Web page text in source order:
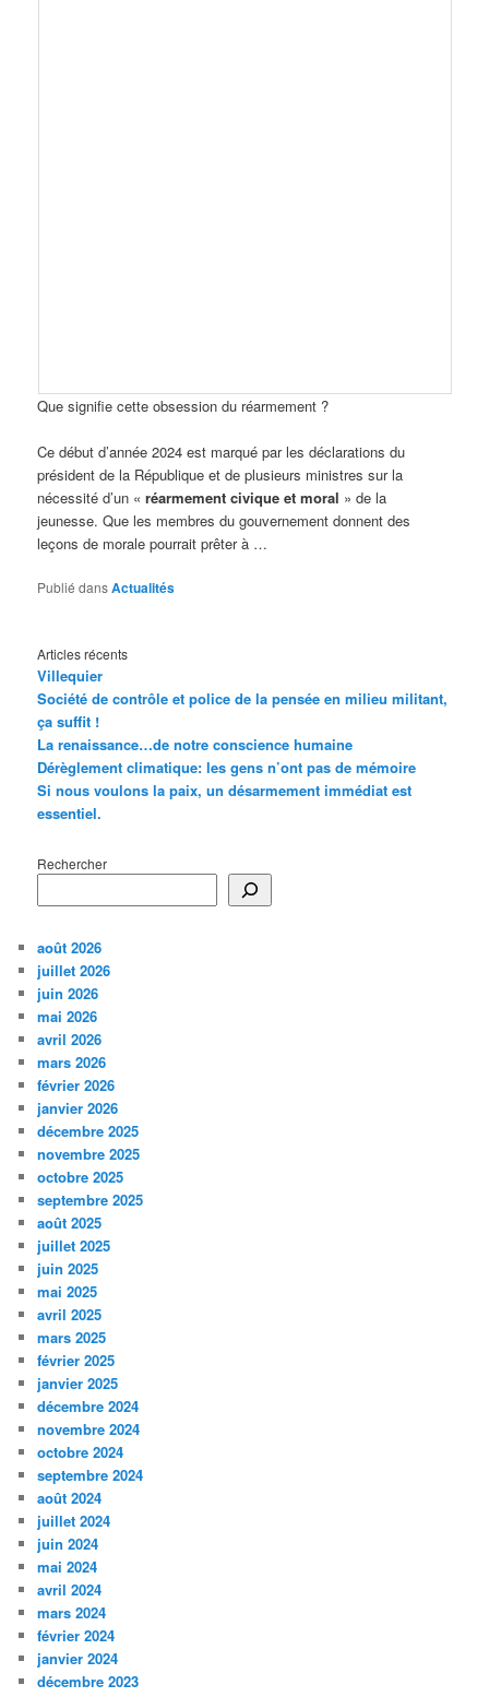
Que signifie cette obsession du réarmement ?
Ce début d’année 2024 est marqué par les déclarations du
président de la République et de plusieurs ministres sur la
nécessité d’un «réarmement civique et moral » de la
jeunesse. Que les membres du gouvernement donnent des
leçons de morale pourrait prêter à …
Publié dansActualités
Articles récents
Villequier
Société de contrôle et police de la pensée en milieu militant,
ça suffit !
La renaissance…de notre conscience humaine
Dérèglement climatique: les gens n’ont pas de mémoire
Si nous voulons la paix, un désarmement immédiat est
essentiel.
Rechercher
août 2026
juillet 2026
juin 2026
mai 2026
avril 2026
mars 2026
février 2026
janvier 2026
décembre 2025
novembre 2025
octobre 2025
septembre 2025
août 2025
juillet 2025
juin 2025
mai 2025
avril 2025
mars 2025
février 2025
janvier 2025
décembre 2024
novembre 2024
octobre 2024
septembre 2024
août 2024
juillet 2024
juin 2024
mai 2024
avril 2024
mars 2024
février 2024
janvier 2024
décembre 2023